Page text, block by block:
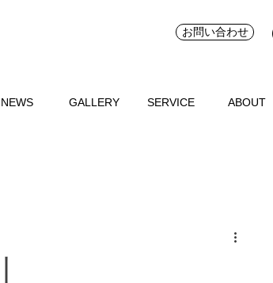
お問い合わせ
NEWS GALLERY SERVICE ABOUT